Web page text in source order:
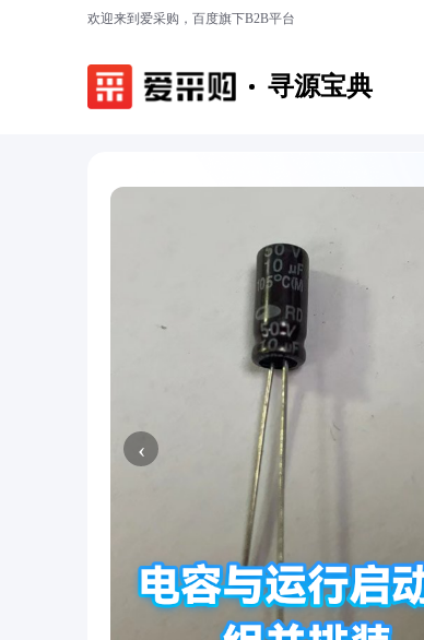
欢迎来到爱采购，百度旗下B2B平台
寻源宝典
‹